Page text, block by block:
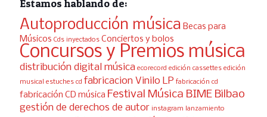
Estamos hablando de:
Autoproducción música Becas para
Músicos Cds inyectados Conciertos y bolos
Concursos y Premios música
distribución digital música ecorecord edición cassettes edición
musical estuches cd fabricacion Vinilo LP fabricación cd
fabricación CD música Festival Música BIME Bilbao
gestión de derechos de autor instagram lanzamiento